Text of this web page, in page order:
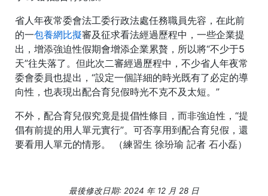
省人年夜常委會法工委行政法處任務職員先容，在此前
的一包養網比擬審及征求看法經過歷程中，一些企業提
出，增添強迫性假期會增添企業累贅，所以將“不少于5
天”往失落了。但此次二審經過歷程中，不少省人年夜常
委會委員也提出，“設定一個詳細的時光既有了必定的導
向性，也表現出配合育兒假時光不克不及太短。”
不外，配合育兒假究竟是提倡性條目，而非強迫性，“提
倡有前提的用人單元實行”。可否享用到配合育兒假，還
要看用人單元的情形。 （練習生 徐玢瑜 記者 石小磊）
最後修改日期: 2024 年 12 月 28 日